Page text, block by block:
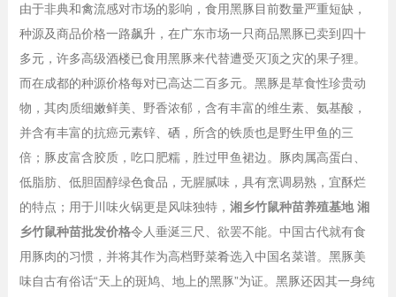
由于非典和禽流感对市场的影响，食用黑豚目前数量严重短缺，
种源及商品价格一路飙升，在广东市场一只商品黑豚已卖到四十
多元，许多高级酒楼已食用黑豚来代替遭受灭顶之灾的果子狸。
而在成都的种源价格每对已高达二百多元。黑豚是草食性珍贵动
物，其肉质细嫩鲜美、野香浓郁，含有丰富的维生素、氨基酸，
并含有丰富的抗癌元素锌、硒，所含的铁质也是野生甲鱼的三
倍；豚皮富含胶质，吃口肥糯，胜过甲鱼裙边。豚肉属高蛋白、
低脂肪、低胆固醇绿色食品，无腥腻味，具有烹调易熟，宜酥烂
的特点；用于川味火锅更是风味独特， 湘乡竹鼠种苗养殖基地 湘
乡竹鼠种苗批发价格令人垂涎三尺、欲罢不能。中国古代就有食
用豚肉的习惯，并将其作为高档野菜肴选入中国名菜谱。黑豚美
味自古有俗话“天上的斑鸠、地上的黑豚”为证。黑豚还因其一身纯